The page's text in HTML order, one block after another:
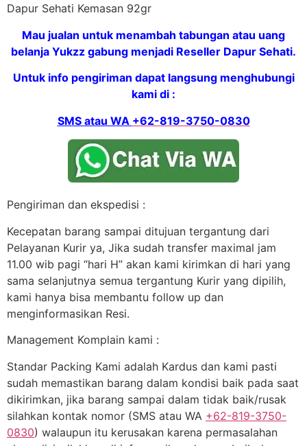
Dapur Sehati Kemasan 92gr
Mau jualan untuk menambah tabungan atau uang
belanja Yukzz gabung menjadi Reseller Dapur Sehati.
Untuk info pengiriman dapat langsung menghubungi
kami di :
SMS atau WA +62-819-3750-0830
Pengiriman dan ekspedisi :
Kecepatan barang sampai ditujuan tergantung dari
Pelayanan Kurir ya, Jika sudah transfer maximal jam
11.00 wib pagi “hari H” akan kami kirimkan di hari yang
sama selanjutnya semua tergantung Kurir yang dipilih,
kami hanya bisa membantu follow up dan
menginformasikan Resi.
Management Komplain kami :
Standar Packing Kami adalah Kardus dan kami pasti
sudah memastikan barang dalam kondisi baik pada saat
dikirimkan, jika barang sampai dalam tidak baik/rusak
silahkan kontak nomor (SMS atau WA +62-819-3750-
0830) walaupun itu kerusakan karena permasalahan